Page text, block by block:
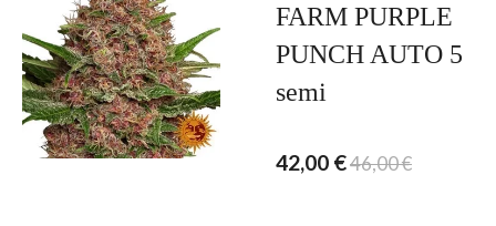
FARM PURPLE
PUNCH AUTO 5
semi
42,00 €46,00 €